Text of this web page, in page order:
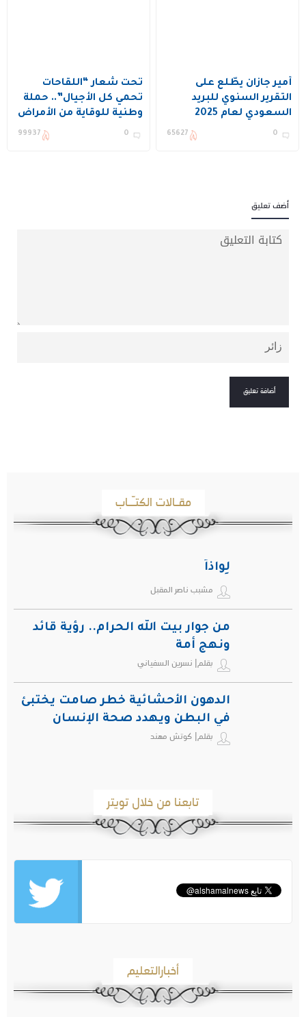
أمير جازان يطّلع على
التقرير السنوي للبريد
السعودي لعام 2025
0
65627
تحت شعار “اللقاحات
تحمي كل الأجيال”.. حملة
وطنية للوقاية من الأمراض
المعدية في جازان
0
99937
أضف تعليق
مقـالات الكتـّـاب
لِواذاً
مشبب ناصر المقبل
من جوار بيت الله الحرام.. رؤية قائد
ونهج أمة
بقلم| نسرين السفياني
الدهون الأحشائية خطر صامت يختبئ
في البطن ويهدد صحة الإنسان
بقلم| كوتش مهند
تابعنا من خلال تويتر
أخبارالتعليم